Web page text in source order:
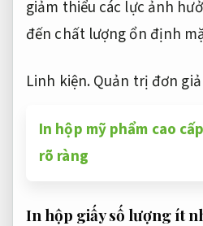
giảm thiểu các lực ảnh
đến chất lượng ổn định
Linh kiện.Quản trị đơn
In hộp mỹ phẩm cao
rõ ràng
In hộp giấy số lượng ít